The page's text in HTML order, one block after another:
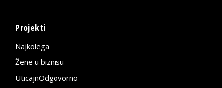
Projekti
Najkolega
Žene u biznisu
UticajnOdgovorno